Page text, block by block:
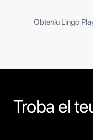
Obteniu Lingo
Troba el